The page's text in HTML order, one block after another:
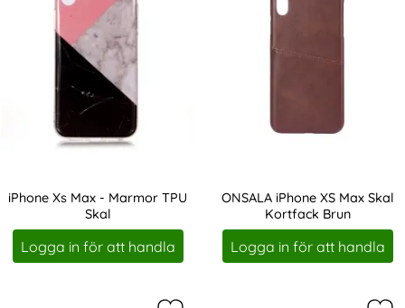
iPhone Xs Max - Marmor TPU
Skal
Art. nr 7460
Logga in för att handla
ONSALA iPhone XS Max Skal
Kortfack Brun
Art. nr 207394
Logga in för att handla